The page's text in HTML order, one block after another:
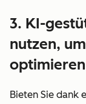
3. KI-
nutzen,
Bieten Sie dank